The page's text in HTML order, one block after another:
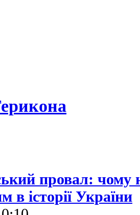
провал: чому
в історії України